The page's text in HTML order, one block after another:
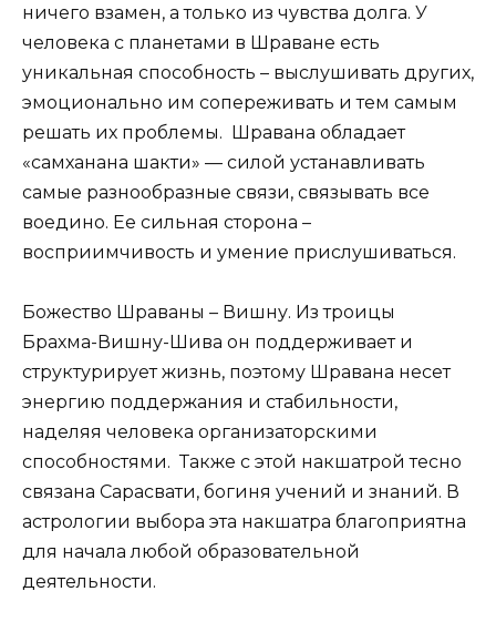
ничего взамен, а только из чувства долга. У
человека с планетами в Шраване есть
уникальная способность – выслушивать других,
эмоционально им сопереживать и тем самым
решать их проблемы. Шравана обладает
«самханана шакти» — силой устанавливать
самые разнообразные связи, связывать все
воедино. Ее сильная сторона –
восприимчивость и умение прислушиваться.
Божество Шраваны – Вишну. Из троицы
Брахма-Вишну-Шива он поддерживает и
структурирует жизнь, поэтому Шравана несет
энергию поддержания и стабильности,
наделяя человека организаторскими
способностями. Также с этой накшатрой тесно
связана Сарасвати, богиня учений и знаний. В
астрологии выбора эта накшатра благоприятна
для начала любой образовательной
деятельности.